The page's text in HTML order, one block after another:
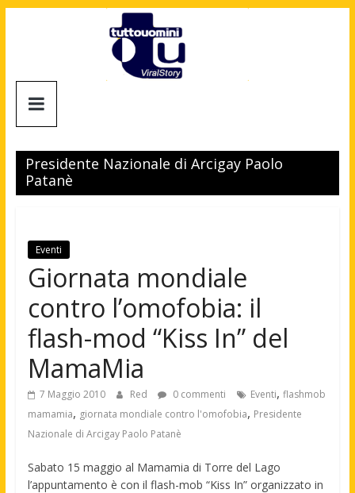
Tuttouomini
Tv,
Cinema,
Motori,
moda
maschile
Presidente Nazionale di Arcigay Paolo
Patanè
Eventi
Giornata mondiale
contro l’omofobia: il
flash-mod “Kiss In” del
MamaMia
7 Maggio 2010 Red 0 commenti Eventi, flashmob
mamamia, giornata mondiale contro l'omofobia, Presidente
Nazionale di Arcigay Paolo Patanè
Sabato 15 maggio al Mamamia di Torre del Lago
l’appuntamento è con il flash-mob “Kiss In” organizzato in